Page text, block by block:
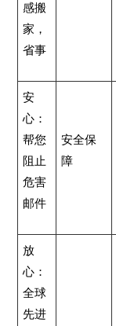
感搬
家，
省事
安
心：
帮您
阻止
危害
邮件
安全保
障
放
心：
全球
先进